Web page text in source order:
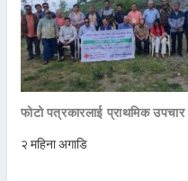
फोटो पत्रकारलाई प्राथमिक उपचार
२ महिना अगाडि